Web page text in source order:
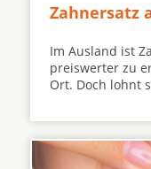
Zahnersatz
Im Ausland ist
preiswerter zu
Ort. Doch lohnt